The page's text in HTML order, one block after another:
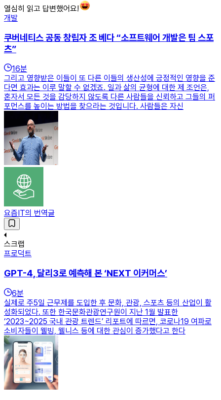
열심히 읽고 답변했어요!
개발
쿠버네티스 공동 창립자 조 베다 “소프트웨어 개발은 팀 스포
츠”
16분
그리고 영향받은 이들이 또 다른 이들의 생산성에 긍정적인 영향을 준
다면 효과는 이루 말할 수 없겠죠. 일과 삶의 균형에 대한 제 조언은,
혼자서 모든 것을 감당하지 않도록 다른 사람들을 신뢰하고 그들의 퍼
포먼스를 높이는 방법을 찾으라는 것입니다. 사람들은 자신
요즘IT의 번역글
스크랩
프로덕트
GPT-4, 달리3로 예측해 본 ‘NEXT 이커머스’
6분
실제로 주5일 근무제를 도입한 후 문화, 관광, 스포츠 등의 산업이 활
성화되었다. 또한 한국문화관광연구원이 지난 1월 발표한
‘2023~2025 국내 관광 트렌드’ 리포트에 따르면, 코로나19 여파로
소비자들이 웰빙, 웰니스 등에 대한 관심이 증가했다고 한다